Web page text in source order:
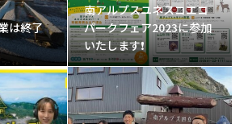
は終了
南アルプスユネスコエコ
パークフェア2023に参加
いたします❗